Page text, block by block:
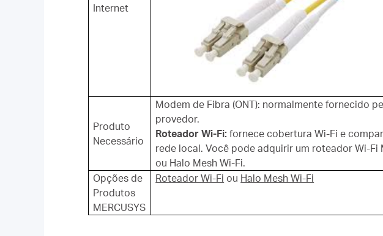
Internet
Produto
Necessário
Modem de Fibra (ONT): normalmente fornecido
provedor.
Roteador Wi-Fi: fornece cobertura Wi-Fi e
rede local. Você pode adquirir um roteador Wi-Fi
ou Halo Mesh Wi-Fi.
Opções de
Produtos
MERCUSYS
Roteador Wi-Fi ou Halo Mesh Wi-Fi